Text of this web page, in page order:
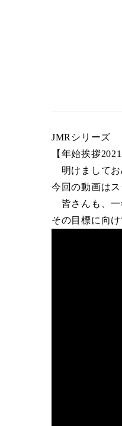
JMRシリーズ
【年始挨拶
明けましてお
今回の動画は
皆さんも、一
その目標に向